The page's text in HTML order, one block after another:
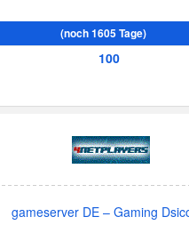
(noch 1605 Tage)
100
gameserver DE – Gaming